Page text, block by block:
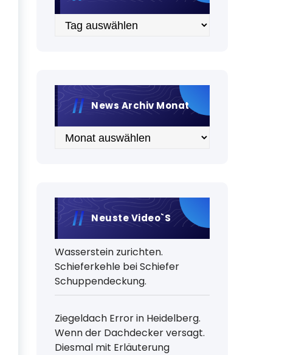
Archiv
News Archiv Monat
Archiv
Neuste Video`s
Wasserstein zurichten.
Schieferkehle bei Schiefer
Schuppendeckung.
Ziegeldach Error in Heidelberg.
Wenn der Dachdecker versagt.
Diesmal mit Erläuterung